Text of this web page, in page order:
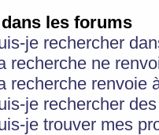
les forums
je rechercher
recherche ne
recherche renvoie
je rechercher
je trouver mes